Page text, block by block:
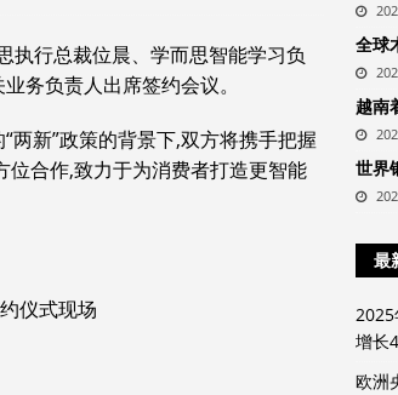
执行总裁位晨、学而思智能学习负
务负责人出席签约会议。
新”政策的背景下,双方将携手把握
合作,致力于为消费者打造更智能
仪式现场
全球
越南
世界
最
2025
增长
欧洲